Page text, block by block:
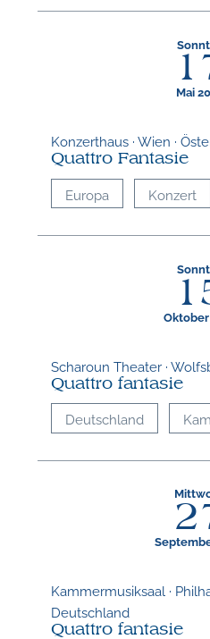
Mai
Konzerthaus · Wien ·
Quattro Fantasie
Europa Konzert
Oktober
Scharoun Theater ·
Quattro fantasie
Deutschland
Kammermusiksaal ·
Deutschland
Quattro fantasie